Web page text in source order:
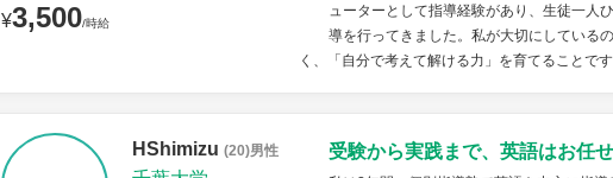
¥3,500/時給
ューターとして指導経験があり、生徒一人
導を行ってきました。私が大切にしている
く、「自分で考えて解ける力」を育てることで
HShimizu (20)男性 受験から実践まで、英語はお任